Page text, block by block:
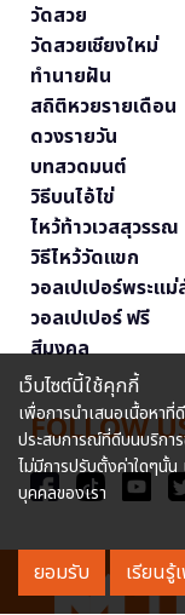
วัดสวย
วัดสวยเชียงใหม่
ทำนายฝัน
สถิติหวยรายเดือน
ดวงรายวัน
บทสวดมนต์
วิธีบนไอ้ไข่
ไหว้ท้าวเวสสุวรรณ
วิธีไหว้วัดแขก
วอลเปเปอร์พระแ
วอลเปเปอร์ ฟรี
สีมงคล
FOLLOW
เว็บไซต์นี้ใช้คุกกี้
เพื่อการนำเสนอเนื้อหา
ประสบการณ์ที่ดีบนบริการ
ไม่มีการปรับตั้งค่าใดๆนั้
บุคคลของเรา
ยอมรับ เรียนรู้